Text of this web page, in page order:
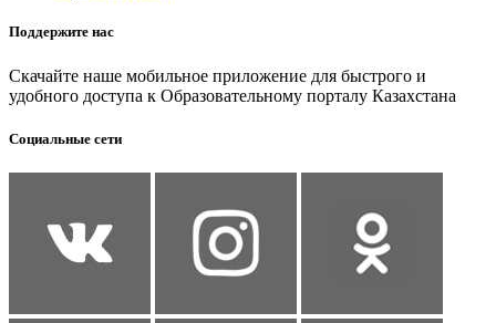
Поддержите нас
Скачайте наше мобильное приложение для быстрого и
удобного доступа к Образовательному порталу Казахстана
Социальные сети